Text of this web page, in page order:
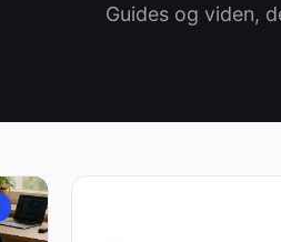
Guides og viden,